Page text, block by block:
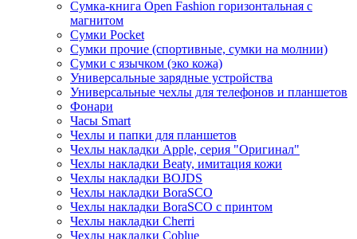
Сумка-книга Open Fashion горизонтальная с
магнитом
Сумки Pocket
Сумки прочие (спортивные, сумки на молнии)
Сумки с язычком (эко кожа)
Универсальные зарядные устройства
Универсальные чехлы для телефонов и планшетов
Фонари
Часы Smart
Чехлы и папки для планшетов
Чехлы накладки Apple, серия "Оригинал"
Чехлы накладки Beaty, имитация кожи
Чехлы накладки BOJDS
Чехлы накладки BoraSCO
Чехлы накладки BoraSCO с принтом
Чехлы накладки Cherri
Чехлы накладки Coblue